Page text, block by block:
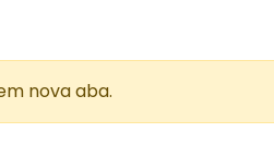
nova aba.